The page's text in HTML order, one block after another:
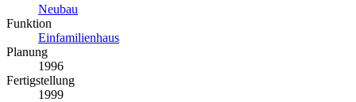
Neubau
Funktion
Einfamilienhaus
Planung
1996
Fertigstellung
1999